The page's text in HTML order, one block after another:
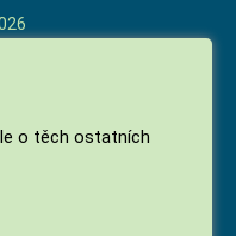
o těch ostatních